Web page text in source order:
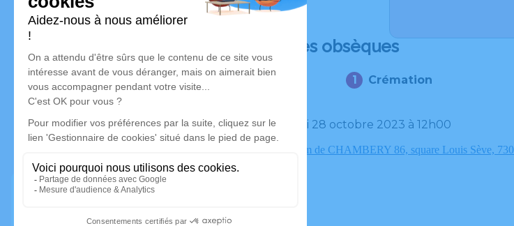
Déroulé des obsèques
Crémation
Le samedi 28 octobre 2023 à 12h00
Crématorium de CHAMBERY 86, square Louis Sève,